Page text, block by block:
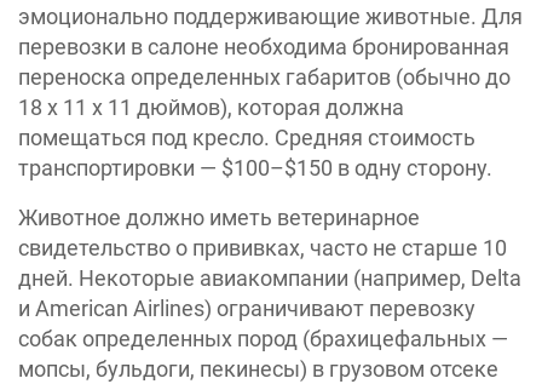
эмоционально поддерживающие животные. Для
перевозки в салоне необходима бронированная
переноска определенных габаритов (обычно до
18 x 11 x 11 дюймов), которая должна
помещаться под кресло. Средняя стоимость
транспортировки — $100–$150 в одну сторону.
Животное должно иметь ветеринарное
свидетельство о прививках, часто не старше 10
дней. Некоторые авиакомпании (например, Delta
и American Airlines) ограничивают перевозку
собак определенных пород (брахицефальных —
мопсы, бульдоги, пекинесы) в грузовом отсеке